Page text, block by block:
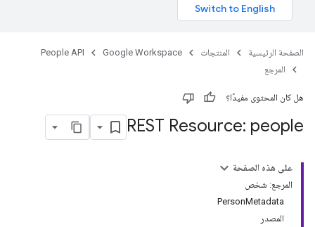
الصفحة الرئيسية المنتجات Google Workspace
People API
المرجع
هل كان المحتوى مفيدًا؟
REST Resource: people
على هذه الصفحة
المرجع: شخص
PersonMetadata
المصدر